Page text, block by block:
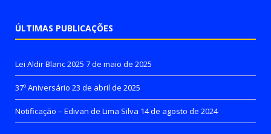
ÚLTIMAS PUBLICAÇÕES
Lei Aldir Blanc 2025 7 de maio de 2025
37º Aniversário 23 de abril de 2025
Notificação – Edivan de Lima Silva 14 de agosto de 2024